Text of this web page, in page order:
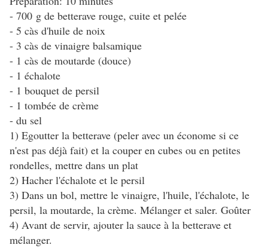
- 700 g de betterave rouge, cuite et pelée
- 5 càs d'huile de noix
- 3 càs de vinaigre balsamique
- 1 càs de moutarde (douce)
- 1 échalote
- 1 bouquet de persil
- 1 tombée de crème
- du sel
1) Egoutter la betterave (peler avec un économe si ce
n'est pas déjà fait) et la couper en cubes ou en petites
rondelles, mettre dans un plat
2) Hacher l'échalote et le persil
3) Dans un bol, mettre le vinaigre, l'huile, l'échalote, le
persil, la moutarde, la crème. Mélanger et saler. Goûter
4) Avant de servir, ajouter la sauce à la betterave et
mélanger.